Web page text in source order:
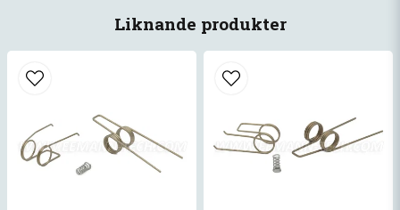
Liknande produkter
email
Mejladress
Ja, ni får publicera min fråga